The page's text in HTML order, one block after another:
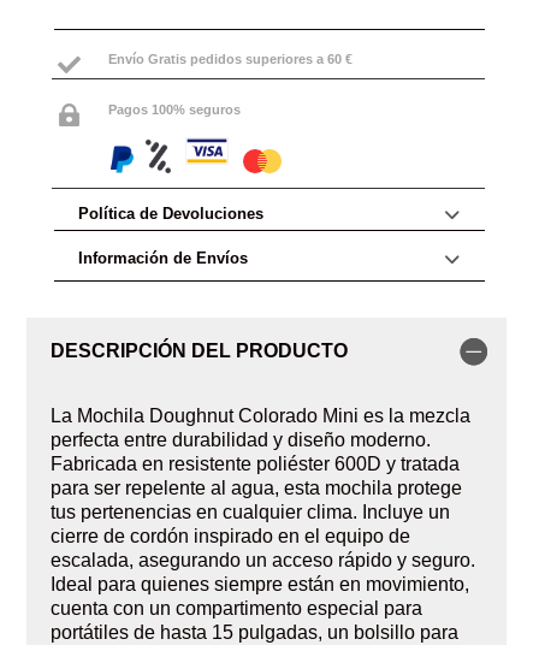
 Envío Gratis pedidos superiores a 60 €
 Pagos 100% seguros
Política de Devoluciones
Información de Envíos
DESCRIPCIÓN DEL PRODUCTO
La Mochila Doughnut Colorado Mini es la mezcla
perfecta entre durabilidad y diseño moderno.
Fabricada en resistente poliéster 600D y tratada
para ser repelente al agua, esta mochila protege
tus pertenencias en cualquier clima. Incluye un
cierre de cordón inspirado en el equipo de
escalada, asegurando un acceso rápido y seguro.
Ideal para quienes siempre están en movimiento,
cuenta con un compartimento especial para
portátiles de hasta 15 pulgadas, un bolsillo para